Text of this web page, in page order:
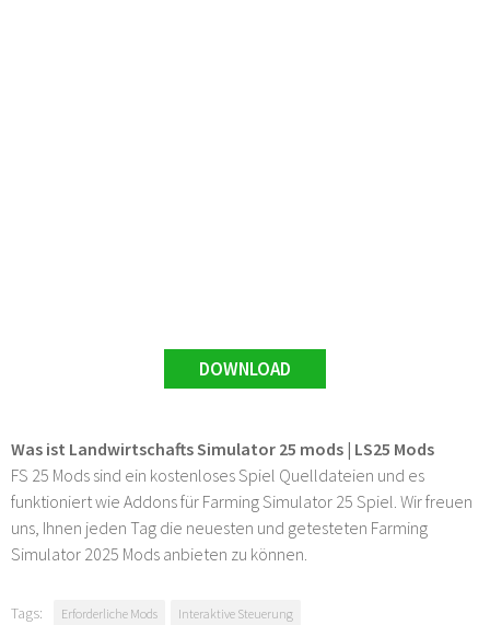
DOWNLOAD
Was ist Landwirtschafts Simulator 25 mods | LS25 Mods
FS 25 Mods sind ein kostenloses Spiel Quelldateien und es
funktioniert wie Addons für Farming Simulator 25 Spiel. Wir freuen
uns, Ihnen jeden Tag die neuesten und getesteten Farming
Simulator 2025 Mods anbieten zu können.
Tags: Erforderliche Mods Interaktive Steuerung